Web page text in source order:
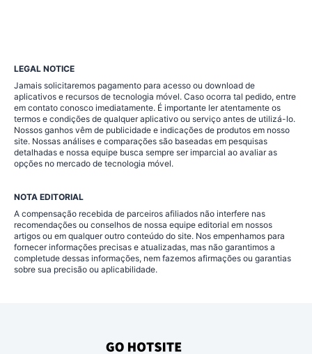
LEGAL NOTICE
Jamais solicitaremos pagamento para acesso ou download de
aplicativos e recursos de tecnologia móvel. Caso ocorra tal pedido, entre
em contato conosco imediatamente. É importante ler atentamente os
termos e condições de qualquer aplicativo ou serviço antes de utilizá-lo.
Nossos ganhos vêm de publicidade e indicações de produtos em nosso
site. Nossas análises e comparações são baseadas em pesquisas
detalhadas e nossa equipe busca sempre ser imparcial ao avaliar as
opções no mercado de tecnologia móvel.
NOTA EDITORIAL
A compensação recebida de parceiros afiliados não interfere nas
recomendações ou conselhos de nossa equipe editorial em nossos
artigos ou em qualquer outro conteúdo do site. Nos empenhamos para
fornecer informações precisas e atualizadas, mas não garantimos a
completude dessas informações, nem fazemos afirmações ou garantias
sobre sua precisão ou aplicabilidade.